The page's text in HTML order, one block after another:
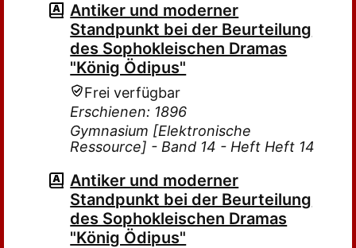
Antiker und moderner
Standpunkt bei der Beurteilung
des Sophokleischen Dramas
"König Ödipus"
Frei verfügbar
Erschienen: 1896
Gymnasium [Elektronische
Ressource] - Band 14 - Heft Heft 14
Antiker und moderner
Standpunkt bei der Beurteilung
des Sophokleischen Dramas
"König Ödipus"